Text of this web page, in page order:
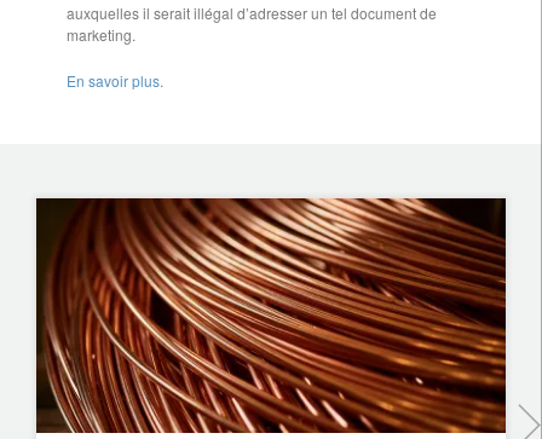
auxquelles il serait illégal d’adresser un tel document de
marketing.
En savoir plus.